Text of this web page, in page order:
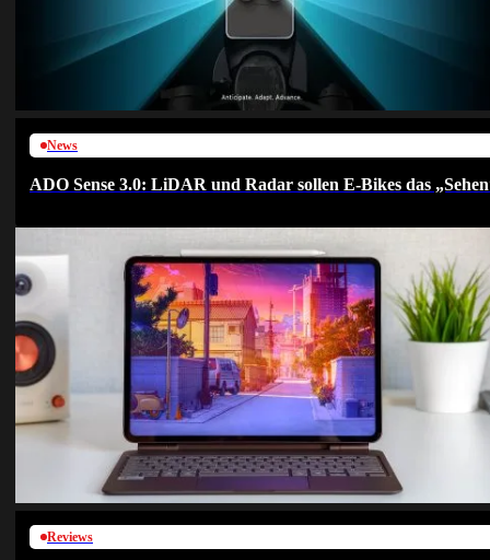
News
ADO Sense 3.0: LiDAR und Radar sollen E-Bikes das
Reviews